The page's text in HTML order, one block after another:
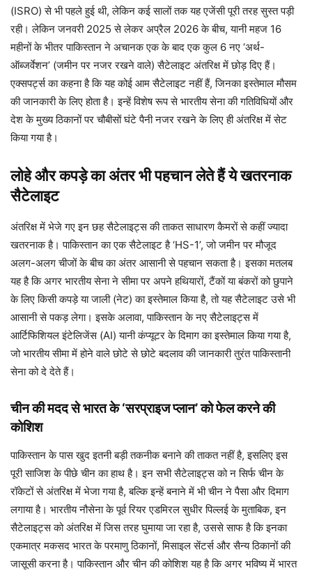
(ISRO) से भी पहले हुई थी, लेकिन कई सालों तक यह एजेंसी पूरी तरह सुस्त पड़ी
रही। लेकिन जनवरी 2025 से लेकर अप्रैल 2026 के बीच, यानी महज 16
महीनों के भीतर पाकिस्तान ने अचानक एक के बाद एक कुल 6 नए ‘अर्थ-
ऑब्जर्वेशन’ (जमीन पर नजर रखने वाले) सैटेलाइट अंतरिक्ष में छोड़ दिए हैं।
एक्सपर्ट्स का कहना है कि यह कोई आम सैटेलाइट नहीं हैं, जिनका इस्तेमाल मौसम
की जानकारी के लिए होता है। इन्हें विशेष रूप से भारतीय सेना की गतिविधियों और
देश के मुख्य ठिकानों पर चौबीसों घंटे पैनी नजर रखने के लिए ही अंतरिक्ष में सेट
किया गया है।
लोहे और कपड़े का अंतर भी पहचान लेते हैं ये खतरनाक
सैटेलाइट
अंतरिक्ष में भेजे गए इन छह सैटेलाइट्स की ताकत साधारण कैमरों से कहीं ज्यादा
खतरनाक है। पाकिस्तान का एक सैटेलाइट है ‘HS-1’, जो जमीन पर मौजूद
अलग-अलग चीजों के बीच का अंतर आसानी से पहचान सकता है। इसका मतलब
यह है कि अगर भारतीय सेना ने सीमा पर अपने हथियारों, टैंकों या बंकरों को छुपाने
के लिए किसी कपड़े या जाली (नेट) का इस्तेमाल किया है, तो यह सैटेलाइट उसे भी
आसानी से पकड़ लेगा। इसके अलावा, पाकिस्तान के नए सैटेलाइट्स में
आर्टिफिशियल इंटेलिजेंस (AI) यानी कंप्यूटर के दिमाग का इस्तेमाल किया गया है,
जो भारतीय सीमा में होने वाले छोटे से छोटे बदलाव की जानकारी तुरंत पाकिस्तानी
सेना को दे देते हैं।
चीन की मदद से भारत के ‘सरप्राइज प्लान’ को फेल करने की
कोशिश
पाकिस्तान के पास खुद इतनी बड़ी तकनीक बनाने की ताकत नहीं है, इसलिए इस
पूरी साजिश के पीछे चीन का हाथ है। इन सभी सैटेलाइट्स को न सिर्फ चीन के
रॉकेटों से अंतरिक्ष में भेजा गया है, बल्कि इन्हें बनाने में भी चीन ने पैसा और दिमाग
लगाया है। भारतीय नौसेना के पूर्व रियर एडमिरल सुधीर पिल्लई के मुताबिक, इन
सैटेलाइट्स को अंतरिक्ष में जिस तरह घुमाया जा रहा है, उससे साफ है कि इनका
एकमात्र मकसद भारत के परमाणु ठिकानों, मिसाइल सेंटर्स और सैन्य ठिकानों की
जासूसी करना है। पाकिस्तान और चीन की कोशिश यह है कि अगर भविष्य में भारत